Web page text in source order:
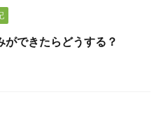
ができたらどうする？